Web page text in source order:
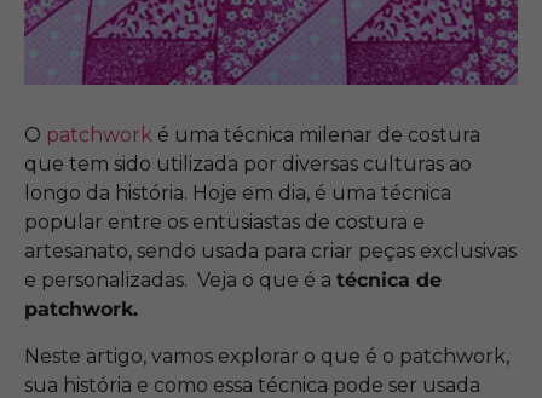
O patchwork é uma técnica milenar de costura
que tem sido utilizada por diversas culturas ao
longo da história. Hoje em dia, é uma técnica
popular entre os entusiastas de costura e
artesanato, sendo usada para criar peças exclusivas
e personalizadas. Veja o que é a técnica de
patchwork.
Neste artigo, vamos explorar o que é o patchwork,
sua história e como essa técnica pode ser usada